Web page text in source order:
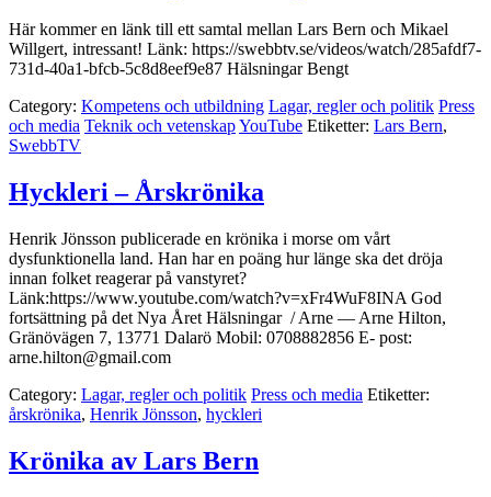
Här kommer en länk till ett samtal mellan Lars Bern och Mikael
Willgert, intressant! Länk: https://swebbtv.se/videos/watch/285afdf7-
731d-40a1-bfcb-5c8d8eef9e87 Hälsningar Bengt
Category: Kompetens och utbildning Lagar, regler och politik Press
och media Teknik och vetenskapYouTube Etiketter: Lars Bern,
SwebbTV
Hyckleri – Årskrönika
Henrik Jönsson publicerade en krönika i morse om vårt
dysfunktionella land. Han har en poäng hur länge ska det dröja
innan folket reagerar på vanstyret?
Länk:https://www.youtube.com/watch?v=xFr4WuF8INA God
fortsättning på det Nya Året Hälsningar / Arne — Arne Hilton,
Gränövägen 7, 13771 Dalarö Mobil: 0708882856 E- post:
arne.hilton@gmail.com
Category: Lagar, regler och politik Press och media Etiketter:
årskrönika, Henrik Jönsson, hyckleri
Krönika av Lars Bern